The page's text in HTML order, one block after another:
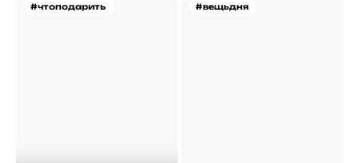
#чтоподарить #вещьдня